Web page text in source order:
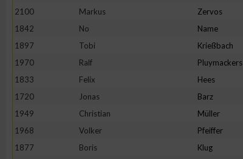
2100
Markus Zervos
1842
No Name
1897
Tobi Krießbach
1970
Ralf Pluymackers
1833
Felix Hees
1720
Jonas Barz
1949
Christian Müller
1968
Volker Pfeiffer
1877
Boris Klug
Entwicklung und Verbesserung der Angebote
Verwendung reduzierter Daten zur Auswahl von Inhalten
IAB-Besonderheiten:
Verwendung genauer Standortdaten